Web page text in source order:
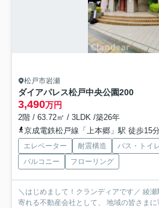
松戸市岩瀬
ダイアパレス松戸中央公園200
3,490万円
2階 / 63.72㎡ / 3LDK /築26年
京成電鉄松戸線「上本郷」駅 徒歩15
エレベーター 耐震構造 バス・トイ
バルコニー
フローリング
＼はじめまして！クランディアです／ 綾瀬駅近くに３店舗、気軽に立ち
寄れる不動産会社として、 地域の皆さま